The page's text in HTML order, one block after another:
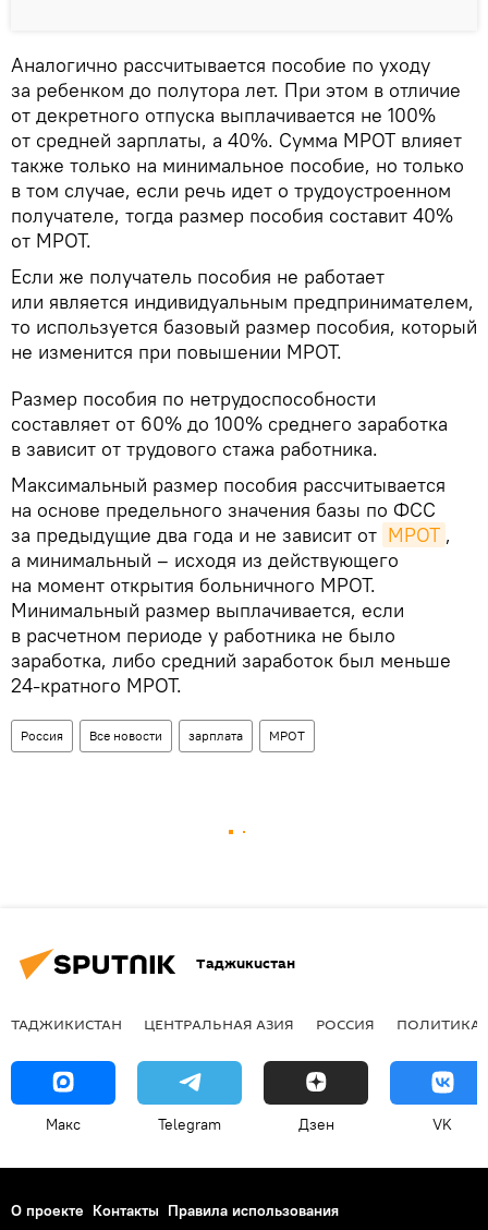
Аналогично рассчитывается пособие по уходу
за ребенком до полутора лет. При этом в отличие
от декретного отпуска выплачивается не 100%
от средней зарплаты, а 40%. Сумма МРОТ влияет
также только на минимальное пособие, но только
в том случае, если речь идет о трудоустроенном
получателе, тогда размер пособия составит 40%
от МРОТ.
Если же получатель пособия не работает
или является индивидуальным предпринимателем,
то используется базовый размер пособия, который
не изменится при повышении МРОТ.
Размер пособия по нетрудоспособности
составляет от 60% до 100% среднего заработка
в зависит от трудового стажа работника.
Максимальный размер пособия рассчитывается
на основе предельного значения базы по ФСС
за предыдущие два года и не зависит от МРОТ ,
а минимальный – исходя из действующего
на момент открытия больничного МРОТ.
Минимальный размер выплачивается, если
в расчетном периоде у работника не было
заработка, либо средний заработок был меньше
24-кратного МРОТ.
Россия Все новости зарплата МРОТ
Таджикистан
ТАДЖИКИСТАН ЦЕНТРАЛЬНАЯ АЗИЯ РОССИЯ ПОЛИТИКА
Макс Telegram Дзен VK
О проекте Контакты Правила использования